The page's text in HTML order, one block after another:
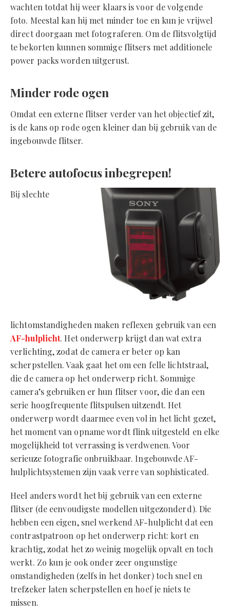
wachten totdat hij weer klaars is voor de volgende
foto. Meestal kan hij met minder toe en kun je vrijwel
direct doorgaan met fotograferen. Om de flitsvolgtijd
te bekorten kunnen sommige flitsers met additionele
power packs worden uitgerust.
Minder rode ogen
Omdat een externe flitser verder van het objectief zit,
is de kans op rode ogen kleiner dan bij gebruik van de
ingebouwde flitser.
Betere autofocus inbegrepen!
Bij slechte
lichtomstandigheden maken reflexen gebruik van een
AF-hulplicht. Het onderwerp krijgt dan wat extra
verlichting, zodat de camera er beter op kan
scherpstellen. Vaak gaat het om een felle lichtstraal,
die de camera op het onderwerp richt. Sommige
camera’s gebruiken er hun flitser voor, die dan een
serie hoogfrequente flitspulsen uitzendt. Het
onderwerp wordt daarmee even vol in het licht gezet,
het moment van opname wordt flink uitgesteld en elke
mogelijkheid tot verrassing is verdwenen. Voor
serieuze fotografie onbruikbaar. Ingebouwde AF-
hulplichtsystemen zijn vaak verre van sophisticated.
Heel anders wordt het bij gebruik van een externe
flitser (de eenvoudigste modellen uitgezonderd). Die
hebben een eigen, snel werkend AF-hulplicht dat een
contrastpatroon op het onderwerp richt: kort en
krachtig, zodat het zo weinig mogelijk opvalt en toch
werkt. Zo kun je ook onder zeer ongunstige
omstandigheden (zelfs in het donker) toch snel en
trefzeker laten scherpstellen en hoef je niets te
missen.